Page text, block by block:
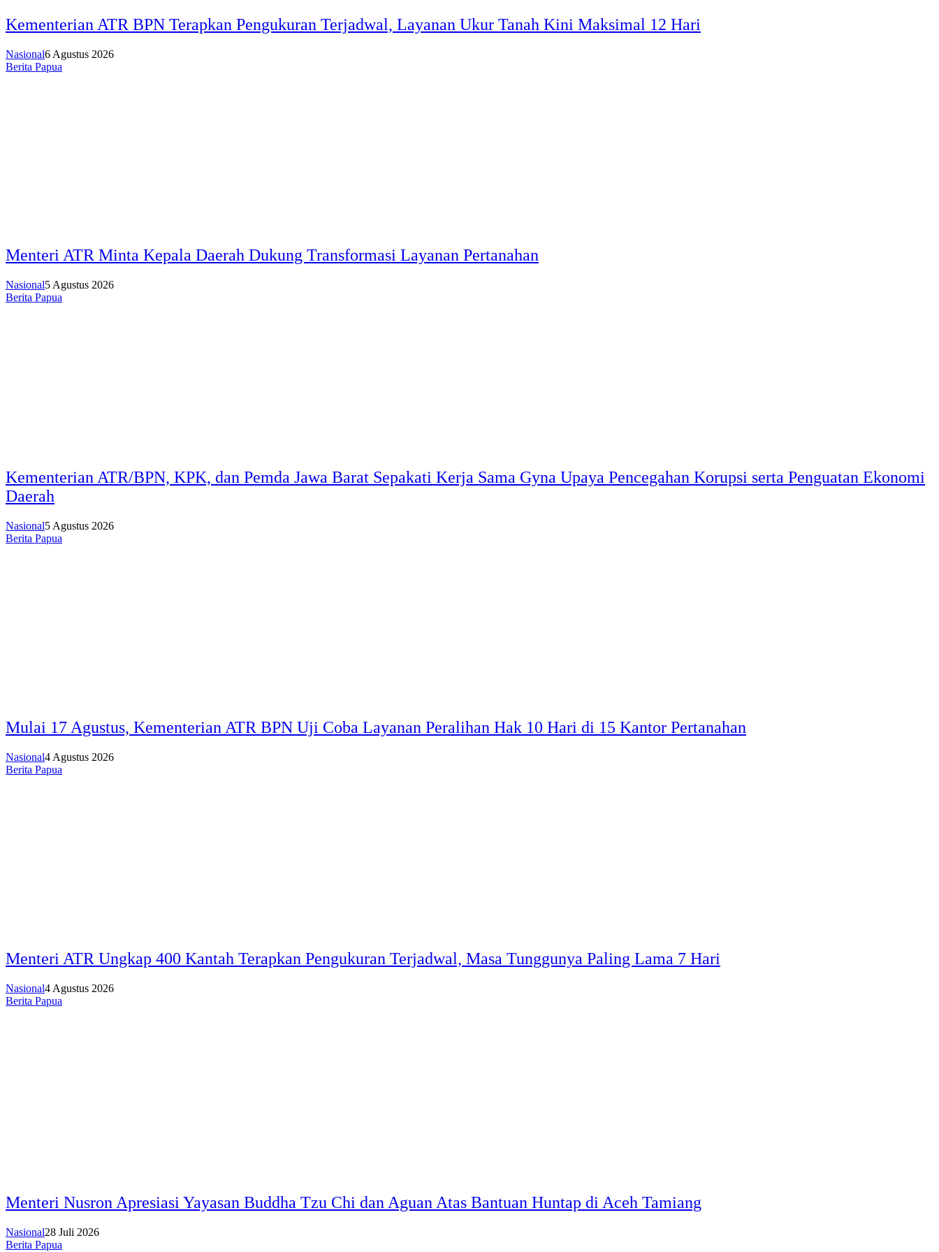
Kementerian ATR BPN Terapkan Pengukuran Terjadwal, Layanan Ukur Tanah Kini Maksimal 12 Hari
Nasional6 Agustus 2026
Berita Papua
Menteri ATR Minta Kepala Daerah Dukung Transformasi Layanan Pertanahan
Nasional5 Agustus 2026
Berita Papua
Kementerian ATR/BPN, KPK, dan Pemda Jawa Barat Sepakati Kerja Sama Gyna Upaya Pencegahan Korupsi serta Penguatan Ekonomi
Daerah
Nasional5 Agustus 2026
Berita Papua
Mulai 17 Agustus, Kementerian ATR BPN Uji Coba Layanan Peralihan Hak 10 Hari di 15 Kantor Pertanahan
Nasional4 Agustus 2026
Berita Papua
Menteri ATR Ungkap 400 Kantah Terapkan Pengukuran Terjadwal, Masa Tunggunya Paling Lama 7 Hari
Nasional4 Agustus 2026
Berita Papua
Menteri Nusron Apresiasi Yayasan Buddha Tzu Chi dan Aguan Atas Bantuan Huntap di Aceh Tamiang
Nasional28 Juli 2026
Berita Papua